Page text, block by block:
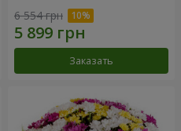
6 554 грн
Заказать